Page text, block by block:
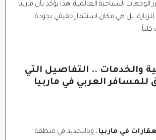
الوجهات السياحية العالمية. هذا يؤكد بأن ماربيا
بل هي مكان استثمار حقيقي بجودة
والخدمات .. التفاصيل التي
للمسافر العربي في ماربيا
في ماربيا ، وبالتحديد في منطقة